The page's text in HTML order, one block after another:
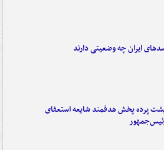
ایران چه وضعیتی دارند
پرده پخش هدفمند شایعه استعفای